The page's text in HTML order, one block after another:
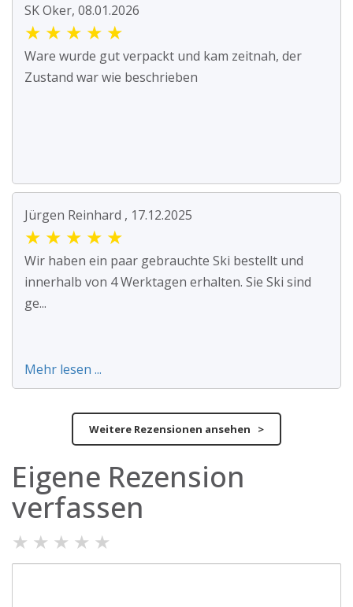
SK Oker, 08.01.2026
★ ★ ★ ★ ★
Ware wurde gut verpackt und kam zeitnah, der
Zustand war wie beschrieben
Jürgen Reinhard , 17.12.2025
★ ★ ★ ★ ★
Wir haben ein paar gebrauchte Ski bestellt und
innerhalb von 4 Werktagen erhalten. Sie Ski sind
ge...
Mehr lesen ...
Weitere Rezensionen ansehen >
Eigene Rezension
verfassen
★ ★ ★ ★ ★